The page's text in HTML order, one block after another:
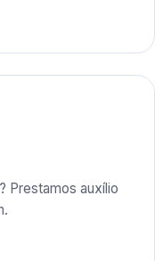
Prestamos auxílio